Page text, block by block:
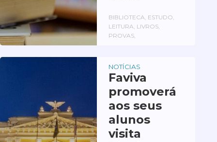
BIBLIOTECA, ESTUDO,
LEITURA, LIVROS,
PROVAS,
NOTÍCIAS
Faviva
promoverá
aos seus
alunos
visita